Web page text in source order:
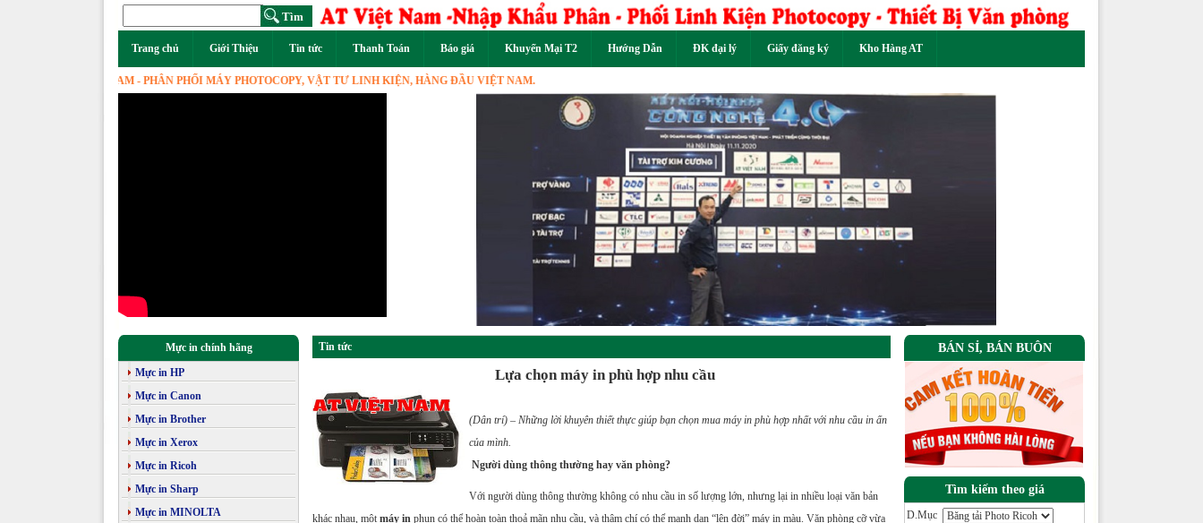
Trang chủ Giới Thiệu Tin tức Thanh Toán Báo giá Khuyến Mại T2 Hướng Dẫn ĐK đại lý Giấy đăng ký Kho Hàng AT
AT VIỆT NAM - PHÂN PHỐI MÁY PHOTOCOPY, VẬT TƯ LINH KIỆN, HÀNG ĐẦU VIỆT NAM.
Mực in chính hãng
Mực in HP
Mực in Canon
Mực in Brother
Mực in Xerox
Mực in Ricoh
Mực in Sharp
Mực in MINOLTA
Tin tức
Lựa chọn máy in phù hợp nhu cầu
(Dân trí) – Những lời khuyên thiết thực giúp bạn chọn mua máy in phù hợp nhất với nhu cầu in ấn
của mình.
Người dùng thông thường hay văn phòng?
Với người dùng thông thường không có nhu cầu in số lượng lớn, nhưng lại in nhiều loại văn bản
khác nhau, một máy in phun có thể hoàn toàn thoả mãn nhu cầu, và thậm chí có thể mạnh dạn “lên đời” máy in màu. Văn phòng cỡ vừa
BÁN SỈ, BÁN BUÔN
Tìm kiếm theo giá
D.Mục